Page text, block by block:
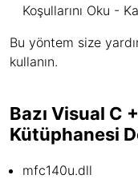
Koşullarını Oku -
Bu yöntem size
kullanın.
Bazı Visual C
Kütüphanesi
mfc140u.dll